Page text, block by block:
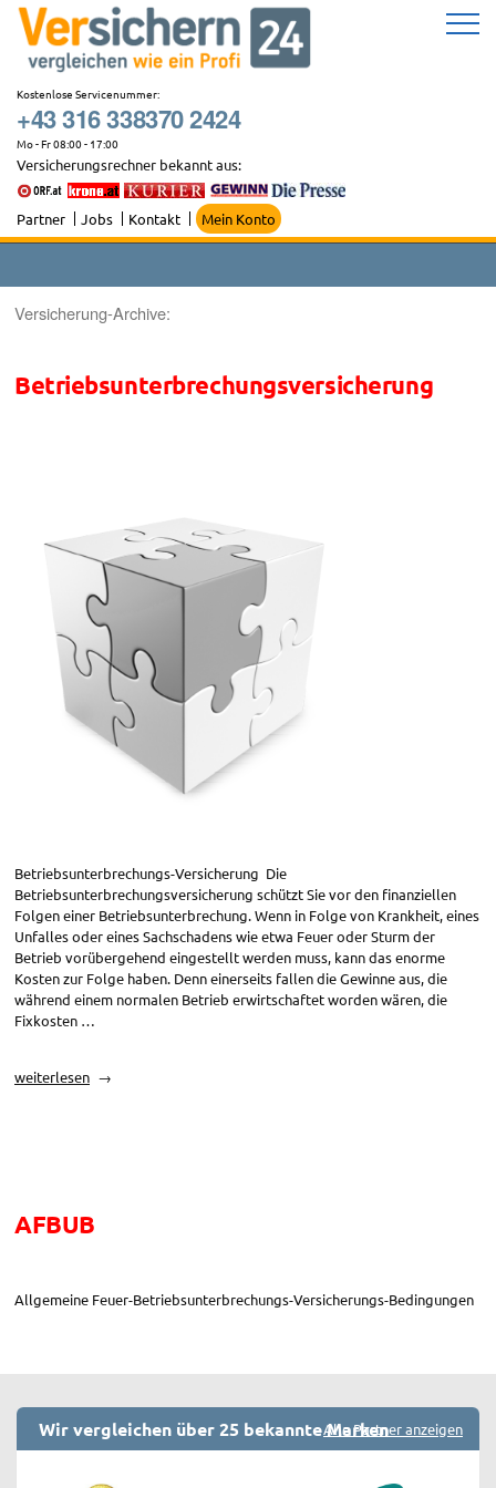
Zum
Inhalt
springen
Kostenlose Servicenummer:
+43 316 338370 2424
Mo - Fr 08:00 - 17:00
Versicherungsrechner bekannt aus:
Partner Jobs Kontakt Mein Konto
Versicherung-Archive:
Betriebsunterbrechungsversicherung
Betriebsunterbrechungs-Versicherung Die
Betriebsunterbrechungsversicherung schützt Sie vor den finanziellen
Folgen einer Betriebsunterbrechung. Wenn in Folge von Krankheit, eines
Unfalles oder eines Sachschadens wie etwa Feuer oder Sturm der
Betrieb vorübergehend eingestellt werden muss, kann das enorme
Kosten zur Folge haben. Denn einerseits fallen die Gewinne aus, die
während einem normalen Betrieb erwirtschaftet worden wären, die
Fixkosten …
„Betriebsunterbrechungsversicherung“
weiterlesen
AFBUB
Allgemeine Feuer-Betriebsunterbrechungs-Versicherungs-Bedingungen
Wir vergleichen über 25 bekannte MarkenAlle Partner anzeigen